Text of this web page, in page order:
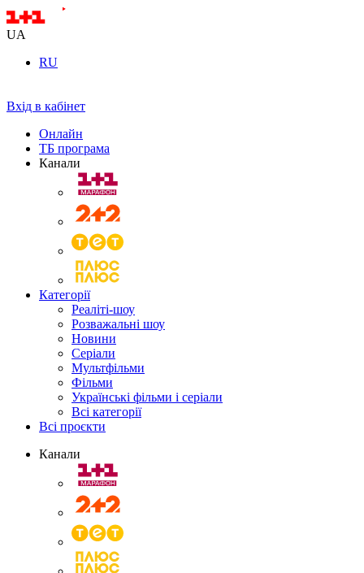
UA
RU
Вхід в кабінет
Онлайн
ТБ програма
Канали
Категорії
Реаліті-шоу
Розважальні шоу
Новини
Серіали
Мультфільми
Фільми
Українські фільми і серіали
Всі категорії
Всі проєкти
Канали